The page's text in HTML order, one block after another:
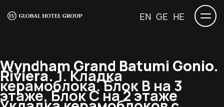
EN GE HE
Wyndham Grand Batumi Gonio.
Riviera.1. Кладка
керамоблока. Блок В на 3
этаже, Блок С на 2 этаже